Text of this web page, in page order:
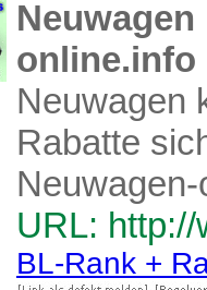
online.info
Neuwagen
Rabatte
URL:
BL-Rank +